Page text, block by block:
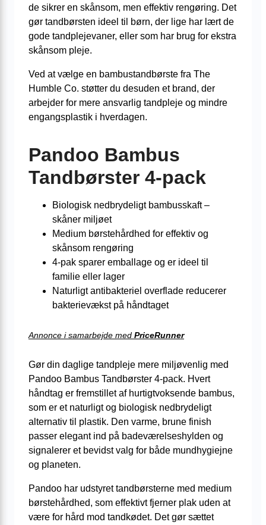
de sikrer en skånsom, men effektiv rengøring. Det
gør tandbørsten ideel til børn, der lige har lært de
gode tandplejevaner, eller som har brug for ekstra
skånsom pleje.
Ved at vælge en bambustandbørste fra The
Humble Co. støtter du desuden et brand, der
arbejder for mere ansvarlig tandpleje og mindre
engangsplastik i hverdagen.
Pandoo Bambus
Tandbørster 4-pack
Biologisk nedbrydeligt bambusskaft –
skåner miljøet
Medium børstehårdhed for effektiv og
skånsom rengøring
4-pak sparer emballage og er ideel til
familie eller lager
Naturligt antibakteriel overflade reducerer
bakterievækst på håndtaget
Annonce i samarbejde med PriceRunner
Gør din daglige tandpleje mere miljøvenlig med
Pandoo Bambus Tandbørster 4-pack. Hvert
håndtag er fremstillet af hurtigtvoksende bambus,
som er et naturligt og biologisk nedbrydeligt
alternativ til plastik. Den varme, brune finish
passer elegant ind på badeværelseshylden og
signalerer et bevidst valg for både mundhygiejne
og planeten.
Pandoo har udstyret tandbørsterne med medium
børstehårdhed, som effektivt fjerner plak uden at
være for hård mod tandkødet. Det gør sættet